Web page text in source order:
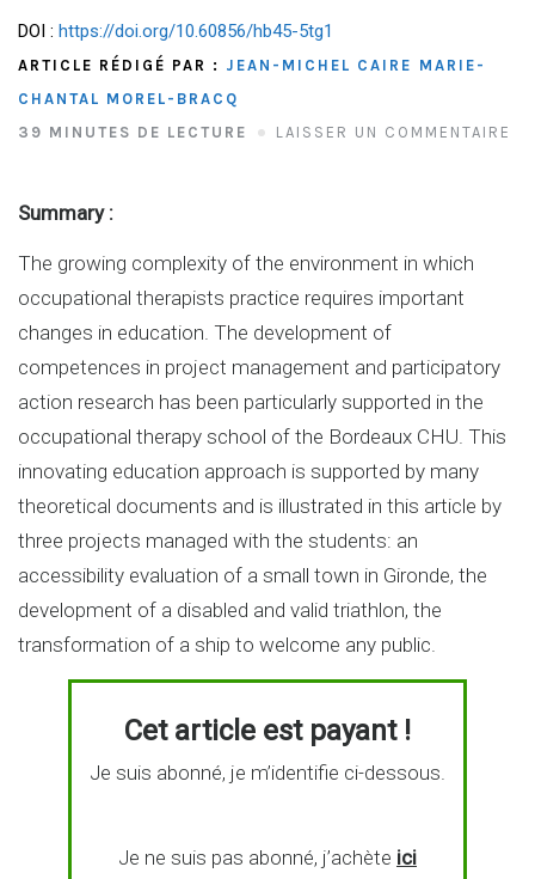
DOI : https://doi.org/10.60856/hb45-5tg1
ARTICLE RÉDIGÉ PAR : JEAN-MICHEL CAIRE MARIE-
CHANTAL MOREL-BRACQ
39 MINUTES DE LECTURE
LAISSER UN COMMENTAIRE
Summary :
The growing complexity of the environment in which
occupational therapists practice requires important
changes in education. The development of
competences in project management and participatory
action research has been particularly supported in the
occupational therapy school of the Bordeaux CHU. This
innovating education approach is supported by many
theoretical documents and is illustrated in this article by
three projects managed with the students: an
accessibility evaluation of a small town in Gironde, the
development of a disabled and valid triathlon, the
transformation of a ship to welcome any public.
Cet article est payant !
Je suis abonné, je m’identifie ci-dessous.
Je ne suis pas abonné, j’achète ici